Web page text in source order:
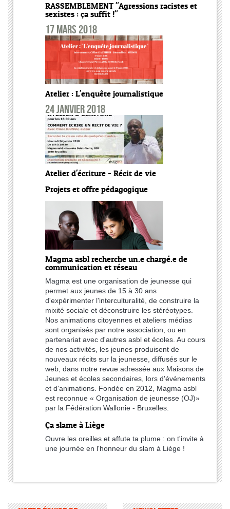
RASSEMBLEMENT "Agressions racistes et
sexistes : ça suffit !"
17 mars 2018
Atelier : L'enquête journalistique
24 janvier 2018
Atelier d'écriture - Récit de vie
Projets et offre pédagogique
Magma asbl recherche un.e chargé.e de
communication et réseau
Magma est une organisation de jeunesse qui
permet aux jeunes de 15 à 30 ans
d'expérimenter l'interculturalité, de construire la
mixité sociale et déconstruire les stéréotypes.
Nos animations citoyennes et ateliers médias
sont organisés par notre association, ou en
partenariat avec d'autres asbl et écoles. Au cours
de nos activités, les jeunes produisent de
nouveaux récits sur la jeunesse, diffusés sur le
web, dans notre revue adressée aux Maisons de
Jeunes et écoles secondaires, lors d'événements
et d'animations. Fondée en 2012, Magma asbl
est reconnue « Organisation de jeunesse (OJ)»
par la Fédération Wallonie - Bruxelles.
Ça slame à Liège
Ouvre les oreilles et affute ta plume : on t'invite à
une journée en l'honneur du slam à Liège !